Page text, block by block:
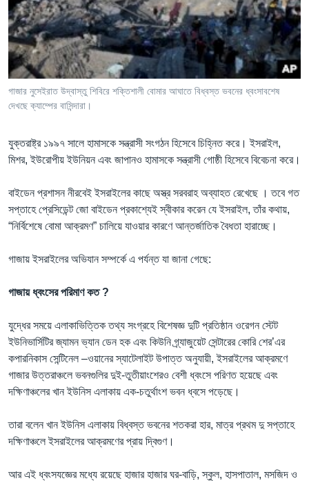
গাজার নুসেইরাত উদ্বাস্তু শিবিরে শক্তিশালী বোমার আঘাতে বিধ্বস্ত ভবনের ধ্বংসাবশেষ
দেখছে ক্যাম্পের বাসিন্দারা।
যুক্তরাষ্ট্র ১৯৯৭ সালে হামাসকে সন্ত্রাসী সংগঠন হিসেবে চিহ্নিত করে। ইসরাইল,
মিশর, ইউরোপীয় ইউনিয়ন এবং জাপানও হামাসকে সন্ত্রাসী গোষ্ঠী হিসেবে বিবেচনা করে।
বাইডেন প্রশাসন নীরবেই ইসরাইলের কাছে অস্ত্র সরবরাহ অব্যাহত রেখেছে । তবে গত
সপ্তাহে প্রেসিডেন্ট জো বাইডেন প্রকাশ্যেই স্বীকার করেন যে ইসরাইল, তাঁর কথায়,
“নির্বিশেষে বোমা আক্রমণ” চালিয়ে যাওয়ার কারণে আন্তর্জাতিক বৈধতা হারাচ্ছে।
গাজায় ইসরাইলের অভিযান সম্পর্কে এ পর্যন্ত যা জানা গেছে:
গাজায় ধ্বংসের পরিমাণ কত ?
যুদ্ধের সময়ে এলাকাভিত্তিক তথ্য সংগ্রহে বিশেষজ্ঞ দুটি প্রতিষ্ঠান ওরেগন স্টেট
ইউনিভার্সিটির জ্যামন ভ্যান ডেন হক এবং কিউনি গ্র্যাজুয়েট সেন্টারের কোরি শের’এর
কপারনিকাস সেন্টিনেল –ওয়ানের স্যাটেলাইট উপাত্ত অনুযায়ী, ইসরাইলের আক্রমণে
গাজার উত্তরাঞ্চলে ভবনগুলির দুই-তুতীয়াংশেরও বেশী ধ্বংসে পরিণত হয়েছে এবং
দক্ষিণাঞ্চলের খান ইউনিস এলাকায় এক-চতুর্থাংশ ভবন ধ্বসে পড়েছে।
তারা বলেন খান ইউনিস এলাকায় বিধ্বস্ত ভবনের শতকরা হার, মাত্র প্রথম দু সপ্তাহে
দক্ষিণাঞ্চলে ইসরাইলের আক্রমণের প্রায় দ্বিগুণ।
আর এই ধ্বংসযজ্ঞের মধ্যে রয়েছে হাজার হাজার ঘর-বাড়ি, স্কুল, হাসপাতাল, মসজিদ ও